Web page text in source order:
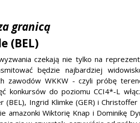
granicą
(BEL)
czekają nie tylko na
będzie najbardziej
zawodów WKKW - czyli próbę
konkursów do poziomu CCI4*-L
(BEL), Ingrid Klimke (GER) i
amazonki Wiktorię Knap i Dominikę